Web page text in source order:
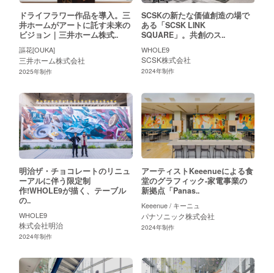
サイズ
ALL 10平米以下 11~25平米 25~40平米
地域
アーティスト
ドライフラワー作品を導入。三
井ホームがアートに託す未来の
ビジョン｜三井ホーム株式..
謳花[OUKA]
三井ホーム株式会社
2025年制作
SCSKの新たな価値創造の場で
ある「SCSK LINK
SQUARE」。共創のス..
WHOLE9
SCSK株式会社
2024年制作
明治ザ・チョコレートのリニュ
ーアルに伴う限定制
作!WHOLE9が描く、テーブル
の..
WHOLE9
株式会社明治
2024年制作
アーティストKeeenueによる食
堂のグラフィック-家電事業の
新拠点「Panas..
Keeenue / キーニュ
パナソニック株式会社
2024年制作